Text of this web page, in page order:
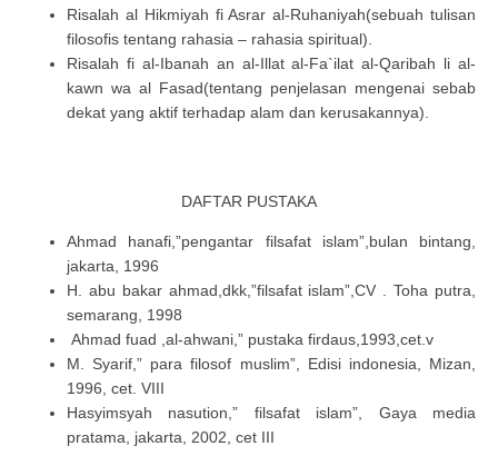
Risalah al Hikmiyah fi Asrar al-Ruhaniyah(sebuah tulisan
filosofis tentang rahasia – rahasia spiritual).
Risalah fi al-Ibanah an al-Illat al-Fa`ilat al-Qaribah li al-
kawn wa al Fasad(tentang penjelasan mengenai sebab
dekat yang aktif terhadap alam dan kerusakannya).
DAFTAR PUSTAKA
Ahmad hanafi,”pengantar filsafat islam”,bulan bintang,
jakarta, 1996
H. abu bakar ahmad,dkk,”filsafat islam”,CV . Toha putra,
semarang, 1998
Ahmad fuad ,al-ahwani,” pustaka firdaus,1993,cet.v
M. Syarif,” para filosof muslim”, Edisi indonesia, Mizan,
1996, cet. VIII
Hasyimsyah nasution,” filsafat islam”, Gaya media
pratama, jakarta, 2002, cet III